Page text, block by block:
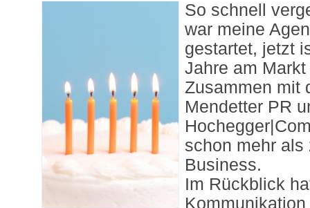
So schnell
war meine
gestartet, jetzt
Jahre am
Zusammen mit
Mendetter PR
schon mehr als
Business.
Im Rückblick